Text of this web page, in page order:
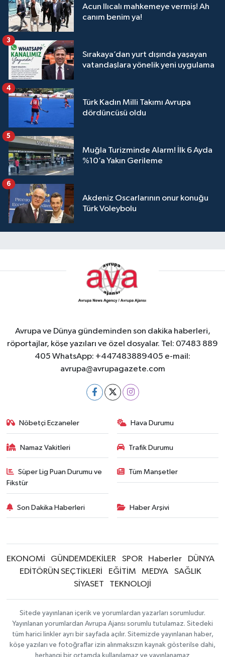
Acun Ilıcalı mahkemeye vermiş! Ah
canım benim ya!
Sırakaya’dan yurt dışında yaşayan
vatandaşlara yönelik yeni uygulama
3
Türk Kadın Milli Takımı Avrupa
dördüncüsü oldu
4
Muğla Turizminde Alarm! İlk 6 Ayda
%10’a Yakın Gerileme
5
Akdeniz Oscarlarının onur konuğu
Türk Voleybolu
6
Avrupa ve Dünya gündeminden son dakika haberleri,
röportajlar, köşe yazıları ve özel dosyalar. Tel: 07483 889
405 WhatsApp: +447483889405 e-mail:
avrupa@avrupagazete.com
Nöbetçi Eczaneler Hava Durumu
Namaz Vakitleri Trafik Durumu
Süper Lig Puan Durumu ve
Fikstür
Tüm Manşetler
Son Dakika Haberleri Haber Arşivi
EKONOMİ GÜNDEMDEKİLER SPOR Haberler
DÜNYA
EDİTÖRÜN SEÇTİKLERİ
EĞİTİM MEDYA
SAĞLIK
SİYASET
TEKNOLOJİ
Sitede yayınlanan içerik ve yorumlardan yazarları sorumludur.
Yayınlanan yorumlardan Avrupa Ajansı sorumlu tutulamaz. Sitedeki
tüm harici linkler ayrı bir sayfada açılır. Sitemizde yayınlanan haber,
köşe yazıları ve fotoğraflar izin alınmaksızın kaynak gösterilse dahi,
herhangi bir ortamda kullanılamaz ve yayınlanamaz